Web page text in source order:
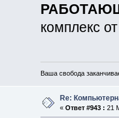
комплекс
Ваша свобода
Re:
« Ответ #943 : 21